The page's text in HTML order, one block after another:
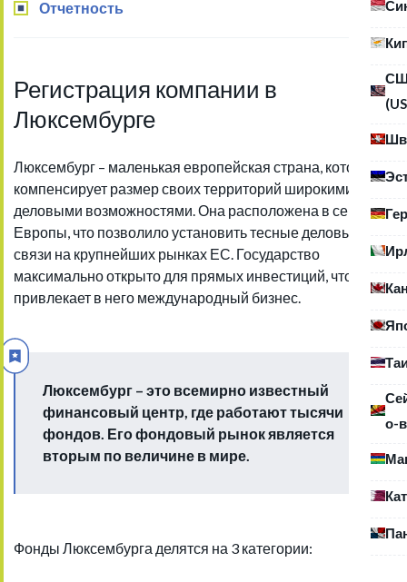
о-
Отчетность
Регистрация компании в
Люксембурге
Люксембург – маленькая европейская страна, которая
компенсирует размер своих территорий широкими
деловыми возможностями. Она расположена в сердце
Европы, что позволило установить тесные деловые
связи на крупнейших рынках ЕС. Государство
максимально открыто для прямых инвестиций, что и
привлекает в него международный бизнес.
Люксембург – это всемирно известный
финансовый центр, где работают тысячи
фондов. Его фондовый рынок является
вторым по величине в мире.
Фонды Люксембурга делятся на 3 категории: